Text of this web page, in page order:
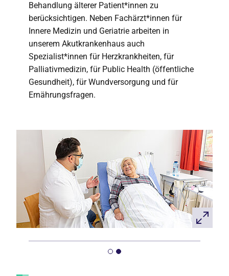
Behandlung älterer Patient*innen zu
berücksichtigen. Neben Fachärzt*innen für
Innere Medizin und Geriatrie arbeiten in
unserem Akutkrankenhaus auch
Spezialist*innen für Herzkrankheiten, für
Palliativmedizin, für Public Health (öffentliche
Gesundheit), für Wundversorgung und für
Ernährungsfragen.